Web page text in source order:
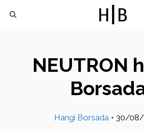
NEUTRON
Hangi Borsada • 30/08/